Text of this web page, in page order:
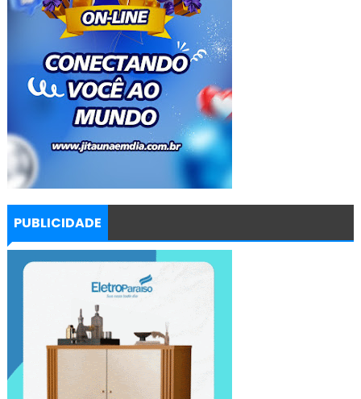
PUBLICIDADE